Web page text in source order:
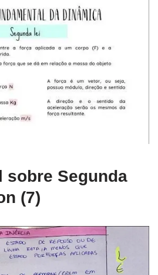
sobre Segunda
(7)